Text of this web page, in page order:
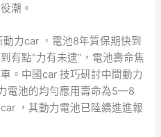
潮。
力car ，電池8年質保期快到
有點“力有未逮”，電池壽命焦
。中國car 技巧研討中間動力
電池的均勻應用壽命為5—8
，其動力電池已陸續進進報